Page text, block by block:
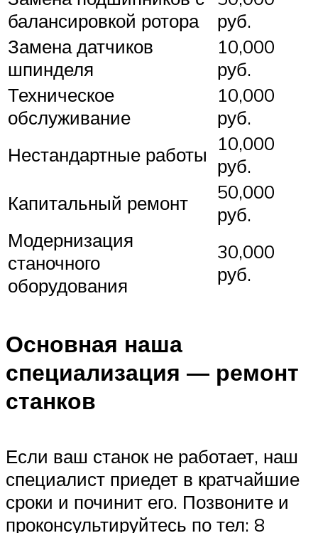
балансировкой ротора
руб.
Замена датчиков
шпинделя
10,000
руб.
Техническое
обслуживание
10,000
руб.
Нестандартные работы 10,000
руб.
Капитальный ремонт
50,000
руб.
Модернизация
станочного
оборудования
30,000
руб.
Основная наша
специализация — ремонт
станков
Если ваш станок не работает, наш
специалист приедет в кратчайшие
сроки и починит его. Позвоните и
проконсультируйтесь по тел: 8